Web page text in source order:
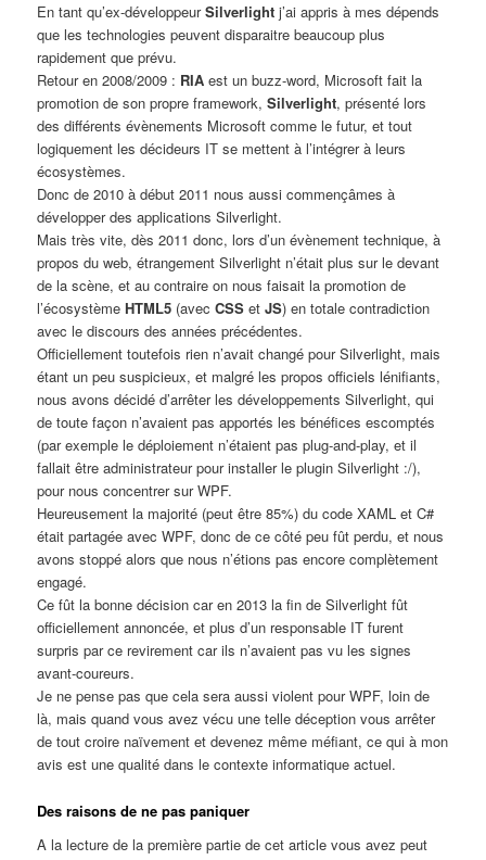
En tant qu’ex-développeurSilverlight j’ai appris à mes dépends
que les technologies peuvent disparaitre beaucoup plus
rapidement que prévu.
Retour en 2008/2009 : RIA est un buzz-word, Microsoft fait la
promotion de son propre framework,Silverlight, présenté lors
des différents évènements Microsoft comme le futur, et tout
logiquement les décideurs IT se mettent à l’intégrer à leurs
écosystèmes.
Donc de 2010 à début 2011 nous aussi commençâmes à
développer des applications Silverlight.
Mais très vite, dès 2011 donc, lors d’un évènement technique, à
propos du web, étrangement Silverlight n’était plus sur le devant
de la scène, et au contraire on nous faisait la promotion de
l’écosystèmeHTML5 (avecCSS etJS) en totale contradiction
avec le discours des années précédentes.
Officiellement toutefois rien n’avait changé pour Silverlight, mais
étant un peu suspicieux, et malgré les propos officiels lénifiants,
nous avons décidé d’arrêter les développements Silverlight, qui
de toute façon n’avaient pas apportés les bénéfices escomptés
(par exemple le déploiement n’étaient pas plug-and-play, et il
fallait être administrateur pour installer le plugin Silverlight :/),
pour nous concentrer sur WPF.
Heureusement la majorité (peut être 85%) du code XAML et C#
était partagée avec WPF, donc de ce côté peu fût perdu, et nous
avons stoppé alors que nous n’étions pas encore complètement
engagé.
Ce fût la bonne décision car en 2013 la fin de Silverlight fût
officiellement annoncée, et plus d’un responsable IT furent
surpris par ce revirement car ils n’avaient pas vu les signes
avant-coureurs.
Je ne pense pas que cela sera aussi violent pour WPF, loin de
là, mais quand vous avez vécu une telle déception vous arrêter
de tout croire naïvement et devenez même méfiant, ce qui à mon
avis est une qualité dans le contexte informatique actuel.
Des raisons de ne pas paniquer
A la lecture de la première partie de cet article vous avez peut